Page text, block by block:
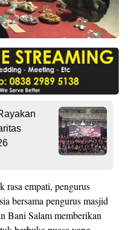
rasa empati, pengurus
bersama pengurus masjid
Bani Salam memberikan